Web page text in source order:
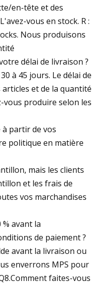
en-tête et des
vous en stock. R :
Nous produisons
délai de livraison ?
à 45 jours. Le délai de
et de la quantité
vous produire selon les
partir de vos
politique en matière
mais les clients
et les frais de
vos marchandises
avant la
de paiement ?
avant la livraison ou
enverrons MPS pour
faites-vous